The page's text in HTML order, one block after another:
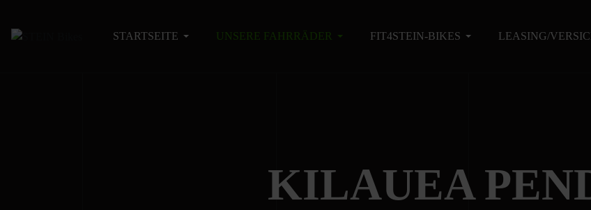
STARTSEITE UNSERE FAHRRÄDER FIT4STEIN-BIKES LEASING/
KILAUEA